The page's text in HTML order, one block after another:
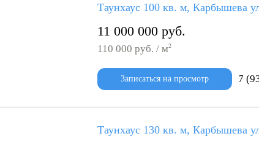
Таунхаус 100 кв. м, Карбышева
11 000 000 руб.
110 000 руб. / м2
Записаться на просмотр 7
Таунхаус 130 кв. м, Карбышева